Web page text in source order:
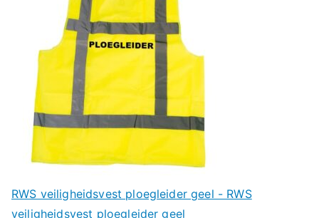
RWS veiligheidsvest ploegleider geel - RWS
veiligheidsvest ploegleider geel